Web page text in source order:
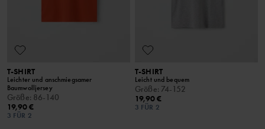
T-SHIRT
Leichter und anschmiegsamer
Baumwolljersey
Größe: 86-140
19,90 €
3 FÜR 2
T-SHIRT
Leicht und bequem
Größe: 74-152
19,90 €
3 FÜR 2